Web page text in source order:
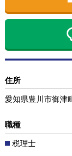
住所
愛知県豊川市御津
職種
税理士